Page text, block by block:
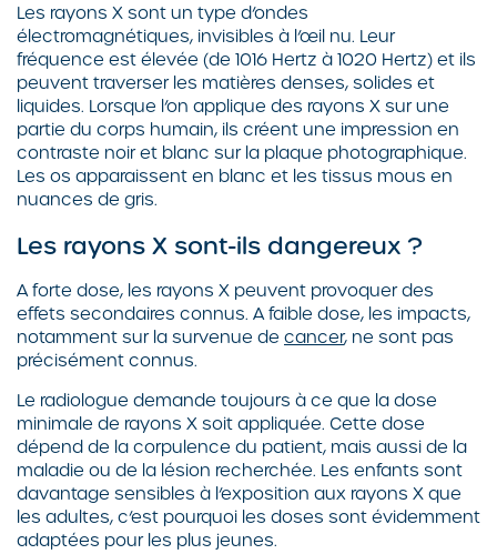
Les rayons X sont un type d’ondes
électromagnétiques, invisibles à l’œil nu. Leur
fréquence est élevée (de 1016 Hertz à 1020 Hertz) et ils
peuvent traverser les matières denses, solides et
liquides. Lorsque l’on applique des rayons X sur une
partie du corps humain, ils créent une impression en
contraste noir et blanc sur la plaque photographique.
Les os apparaissent en blanc et les tissus mous en
nuances de gris.
Les rayons X sont-ils dangereux ?
A forte dose, les rayons X peuvent provoquer des
effets secondaires connus. A faible dose, les impacts,
notamment sur la survenue de cancer, ne sont pas
précisément connus.
Le radiologue demande toujours à ce que la dose
minimale de rayons X soit appliquée. Cette dose
dépend de la corpulence du patient, mais aussi de la
maladie ou de la lésion recherchée. Les enfants sont
davantage sensibles à l’exposition aux rayons X que
les adultes, c’est pourquoi les doses sont évidemment
adaptées pour les plus jeunes.